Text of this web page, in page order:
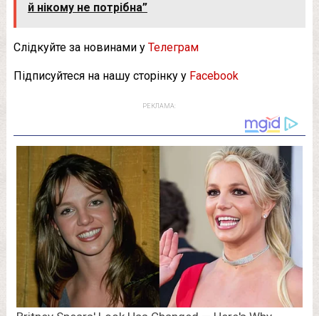
й нікому не потрібна”
Слідкуйте за новинами у Телеграм
Підписуйтеся на нашу сторінку у Facebook
РЕКЛАМА: